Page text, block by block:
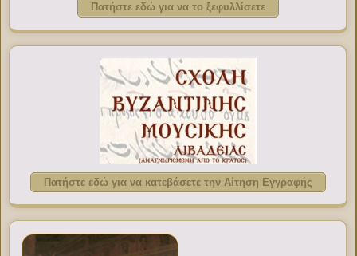
Πατήστε εδώ για να το ξεφυλλίσετε
Πατήστε εδώ για να κατεβάσετε την Αίτηση Εγγραφής